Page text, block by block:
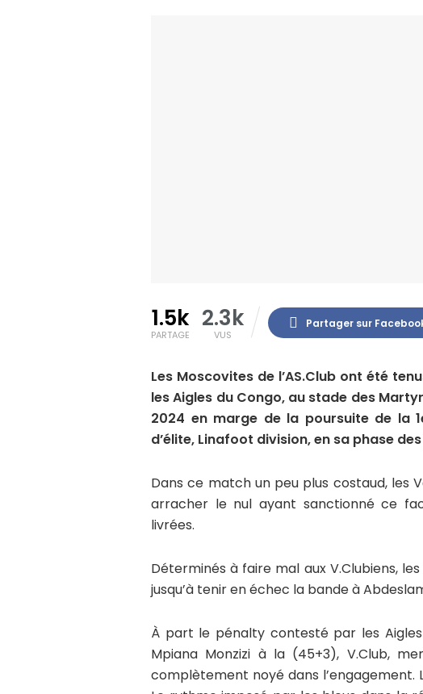
1.5k
PARTAGE
2.3k
VUS
Partager sur
Les Moscovites de l’AS.Club ont été
les Aigles du Congo, au stade des
2024 en marge de la poursuite de la
d’élite, Linafoot division, en sa phase
Dans ce match un peu plus costaud, les
arracher le nul ayant sanctionné ce
livrées.
Déterminés à faire mal aux V.Clubiens,
jusqu’à tenir en échec la bande à
À part le pénalty contesté par les
Mpiana Monzizi à la (45+3), V.Club,
complètement noyé dans l’engagement.